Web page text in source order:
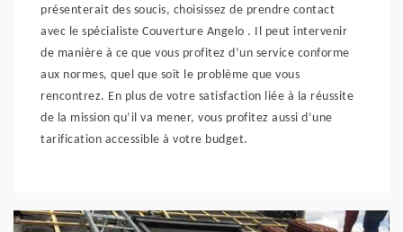
présenterait des soucis, choisissez de prendre contact
avec le spécialiste Couverture Angelo . Il peut intervenir
de manière à ce que vous profitez d’un service conforme
aux normes, quel que soit le problème que vous
rencontrez. En plus de votre satisfaction liée à la réussite
de la mission qu’il va mener, vous profitez aussi d’une
tarification accessible à votre budget.